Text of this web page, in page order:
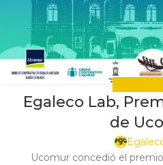
Egaleco Lab,
de
Ucomur concedió el